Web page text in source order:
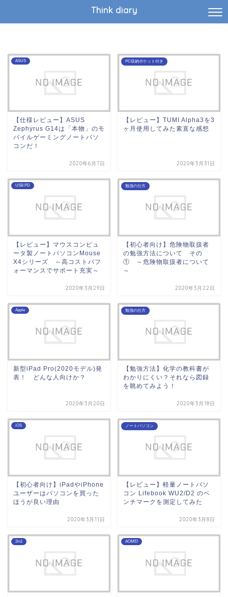
Think diary
ASUS
【仕様レビュー】ASUS
Zephyrus G14は「本物」のモ
バイルゲーミングノートパソ
コンだ！
2020年6月7日
PC収納ポケット付き
【レビュー】TUMI Alpha3を3
ヶ月使用してみた素直な感想
2020年3月31日
USB PD
【レビュー】マウスコンピュ
ータ製ノートパソコンMouse
X4シリーズ ～高コストパフ
ォーマンスでサポート充実～
2020年3月29日
勉強の仕方
【初心者向け】危険物取扱者
の勉強方法について その
① ～危険物取扱者について
～
2020年3月22日
Apple
新型iPad Pro(2020モデル)発
表！ どんな人向けか？
2020年3月20日
勉強の仕方
【勉強方法】化学の教科書が
わかりにくい？それなら図録
を眺めてみよう！
2020年3月18日
iOS
【初心者向け】iPadやiPhone
ユーザーはパソコンを買った
ほうが良い理由
2020年3月11日
ノートパソコン
【レビュー】軽量ノートパソ
コン Lifebook WU2/D2 のベ
ンチマークを測定してみた
2020年3月8日
2in1 AOMEI